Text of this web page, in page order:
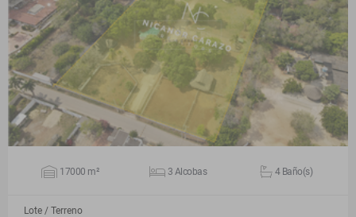
VER DETALLES
17000 m² 3 Alcobas 4 Baño(s)
Lote / Terreno